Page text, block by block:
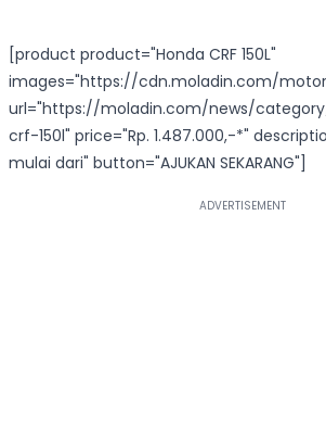
[product product="Honda CRF 150L"
images="https://cdn.moladin.com/motor/
url="https://moladin.com/news/
crf-150l" price="Rp. 1.487.000,-*"
mulai dari" button="AJUKAN SEKARANG"]